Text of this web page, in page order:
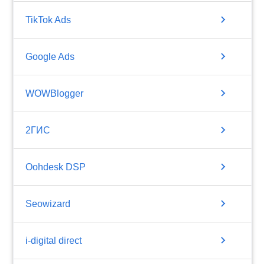
TikTok Ads chevron_right
Google Ads chevron_right
WOWBlogger chevron_right
2ГИС chevron_right
Oohdesk DSP chevron_right
Seowizard chevron_right
i-digital direct chevron_right